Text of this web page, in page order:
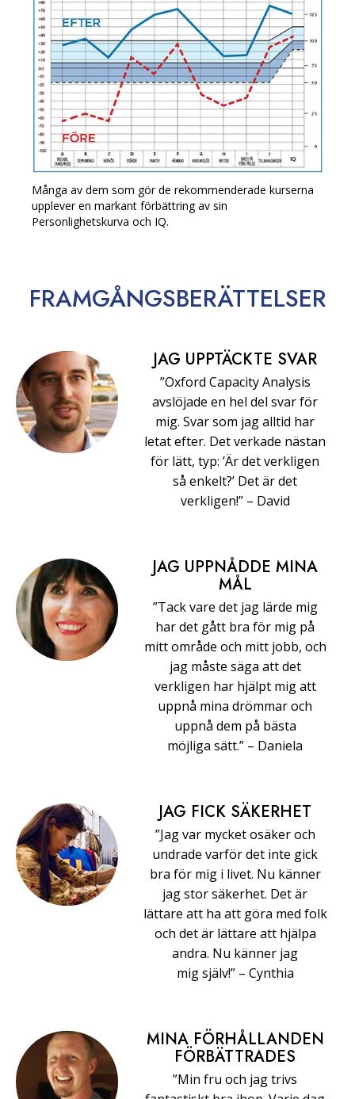
Många av dem som gör de rekommenderade kurserna
upplever en markant förbättring av sin
Personlighetskurva och IQ.
FRAMGÅNGS­BERÄTTELSER
JAG UPPTÄCKTE SVAR
”Oxford Capacity Analysis
avslöjade en hel del svar för
mig. Svar som jag alltid har
letat efter. Det verkade nästan
för lätt, typ: ’Är det verkligen
så enkelt?’ Det är det
verkligen!” –⁠ ⁠David
JAG UPPNÅDDE MINA
MÅL
”Tack vare det jag lärde mig
har det gått bra för mig på
mitt område och mitt jobb, och
jag måste säga att det
verkligen har hjälpt mig att
uppnå mina drömmar och
uppnå dem på bästa
möjliga sätt.” –⁠ ⁠Daniela
JAG FICK SÄKERHET
”Jag var mycket osäker och
undrade varför det inte gick
bra för mig i livet. Nu känner
jag stor säkerhet. Det är
lättare att ha att göra med folk
och det är lättare att hjälpa
andra. Nu känner jag
mig själv!” –⁠ ⁠Cynthia
MINA FÖRHÅLLANDEN
FÖRBÄTTRADES
”Min fru och jag trivs